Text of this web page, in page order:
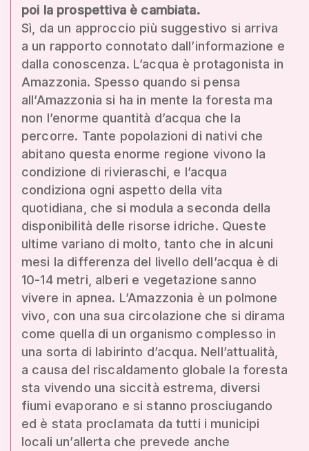
poi la prospettiva è cambiata.
Sì, da un approccio più suggestivo si arriva
a un rapporto connotato dall’informazione e
dalla conoscenza. L’acqua è protagonista in
Amazzonia. Spesso quando si pensa
all’Amazzonia si ha in mente la foresta ma
non l’enorme quantità d’acqua che la
percorre. Tante popolazioni di nativi che
abitano questa enorme regione vivono la
condizione di rivieraschi, e l’acqua
condiziona ogni aspetto della vita
quotidiana, che si modula a seconda della
disponibilità delle risorse idriche. Queste
ultime variano di molto, tanto che in alcuni
mesi la differenza del livello dell’acqua è di
10-14 metri, alberi e vegetazione sanno
vivere in apnea. L’Amazzonia è un polmone
vivo, con una sua circolazione che si dirama
come quella di un organismo complesso in
una sorta di labirinto d’acqua. Nell’attualità,
a causa del riscaldamento globale la foresta
sta vivendo una siccità estrema, diversi
fiumi evaporano e si stanno prosciugando
ed è stata proclamata da tutti i municipi
locali un’allerta che prevede anche